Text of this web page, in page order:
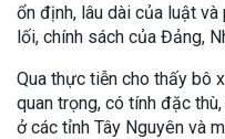
ổn định, lâu dài của luật
lối, chính sách của Đảng,
Qua thực tiễn cho thấy bô
quan trọng, có tính đặc
ở các tỉnh Tây Nguyên và